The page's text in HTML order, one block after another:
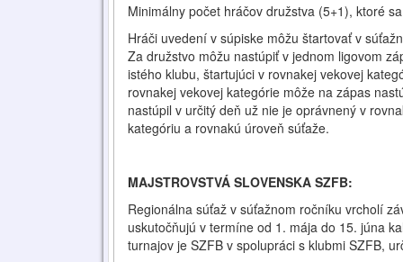
Minimálny počet hráčov družstva (5+1), ktoré
Hráči uvedení v súpiske môžu štartovať v
Za družstvo môžu nastúpiť v jednom ligovom
istého klubu, štartujúci v rovnakej vekovej
rovnakej vekovej kategórie môže na zápas
nastúpil v určitý deň už nie je oprávnený v
kategóriu a rovnakú úroveň súťaže.
MAJSTROVSTVÁ SLOVENSKA SZFB:
Regionálna súťaž v súťažnom ročníku vrcholí
uskutočňujú v termíne od 1. mája do 15. júna
turnajov je SZFB v spolupráci s klubmi SZFB,